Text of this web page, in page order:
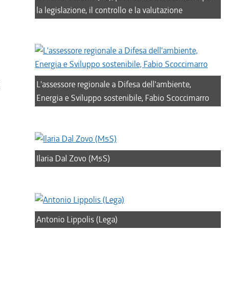
la legislazione, il controllo e la valutazione
L'assessore regionale a Difesa dell'ambiente,
Energia e Sviluppo sostenibile, Fabio Scoccimarro
Ilaria Dal Zovo (M5S)
Antonio Lippolis (Lega)